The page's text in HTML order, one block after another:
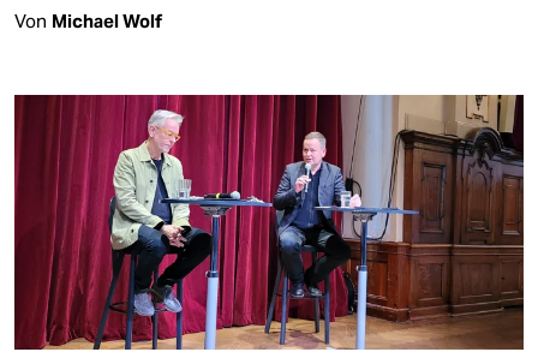
Von Michael Wolf